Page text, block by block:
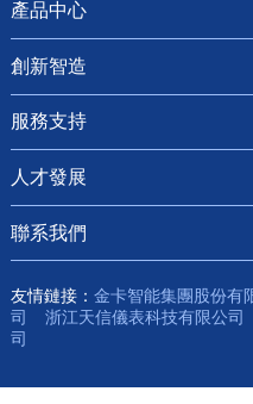
產品中心
創新智造
服務支持
人才發展
聯系我們
友情鏈接： 金卡智能集團股份有
司
浙江天信儀表科技有限公司
司